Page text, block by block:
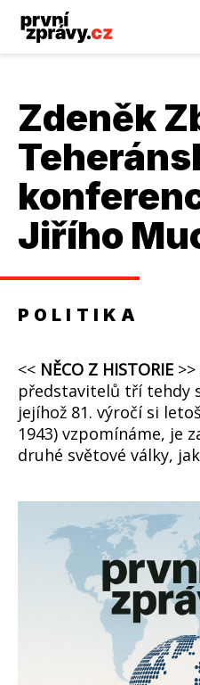
Zdeněk
Jiřího
POLITIKA
<< NĚCO Z HISTORIE
představitelů tří tehdy
jejíhož 81. výročí si
1943) vzpomínáme, je
druhé světové války,